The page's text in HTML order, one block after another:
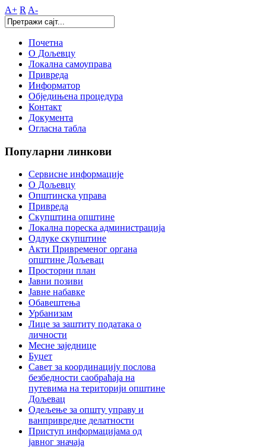
A+ R A-
Почетна
О Дољевцу
Локална самоуправа
Привреда
Информатор
Обједињена процедура
Контакт
Документа
Огласна табла
Популарни линкови
Сервисне информације
О Дољевцу
Општинска управа
Привреда
Скупштина општине
Локална пореска администрација
Одлуке скупштине
Акти Привременог органа
општине Дољевац
Просторни план
Јавни позиви
Јавне набавке
Обавештења
Урбанизам
Лице за заштиту података о
личности
Месне заједнице
Буџет
Савет за координацију послова
безбедности саобраћаја на
путевима на територији општине
Дољевац
Одељење за општу управу и
ванпривредне делатности
Приступ информацијама од
јавног значаја